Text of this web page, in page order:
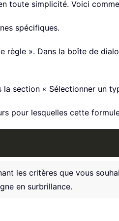
toute simplicité. Voici
spécifiques.
». Dans la boîte de
section « Sélectionner un
pour lesquelles cette
les critères que vous
en surbrillance.